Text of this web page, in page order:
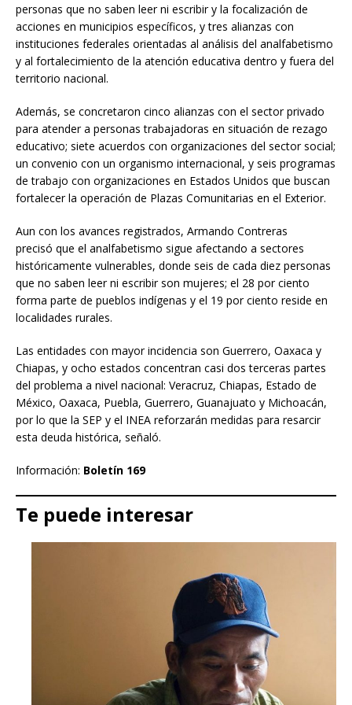
personas que no saben leer ni escribir y la focalización de
acciones en municipios específicos, y tres alianzas con
instituciones federales orientadas al análisis del analfabetismo
y al fortalecimiento de la atención educativa dentro y fuera del
territorio nacional.
Además, se concretaron cinco alianzas con el sector privado
para atender a personas trabajadoras en situación de rezago
educativo; siete acuerdos con organizaciones del sector social;
un convenio con un organismo internacional, y seis programas
de trabajo con organizaciones en Estados Unidos que buscan
fortalecer la operación de Plazas Comunitarias en el Exterior.
Aun con los avances registrados, Armando Contreras
precisó que el analfabetismo sigue afectando a sectores
históricamente vulnerables, donde seis de cada diez personas
que no saben leer ni escribir son mujeres; el 28 por ciento
forma parte de pueblos indígenas y el 19 por ciento reside en
localidades rurales.
Las entidades con mayor incidencia son Guerrero, Oaxaca y
Chiapas, y ocho estados concentran casi dos terceras partes
del problema a nivel nacional: Veracruz, Chiapas, Estado de
México, Oaxaca, Puebla, Guerrero, Guanajuato y Michoacán,
por lo que la SEP y el INEA reforzarán medidas para resarcir
esta deuda histórica, señaló.
Información: Boletín 169
Te puede interesar